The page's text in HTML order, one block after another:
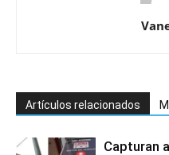
Artículos relacionados
Capturan